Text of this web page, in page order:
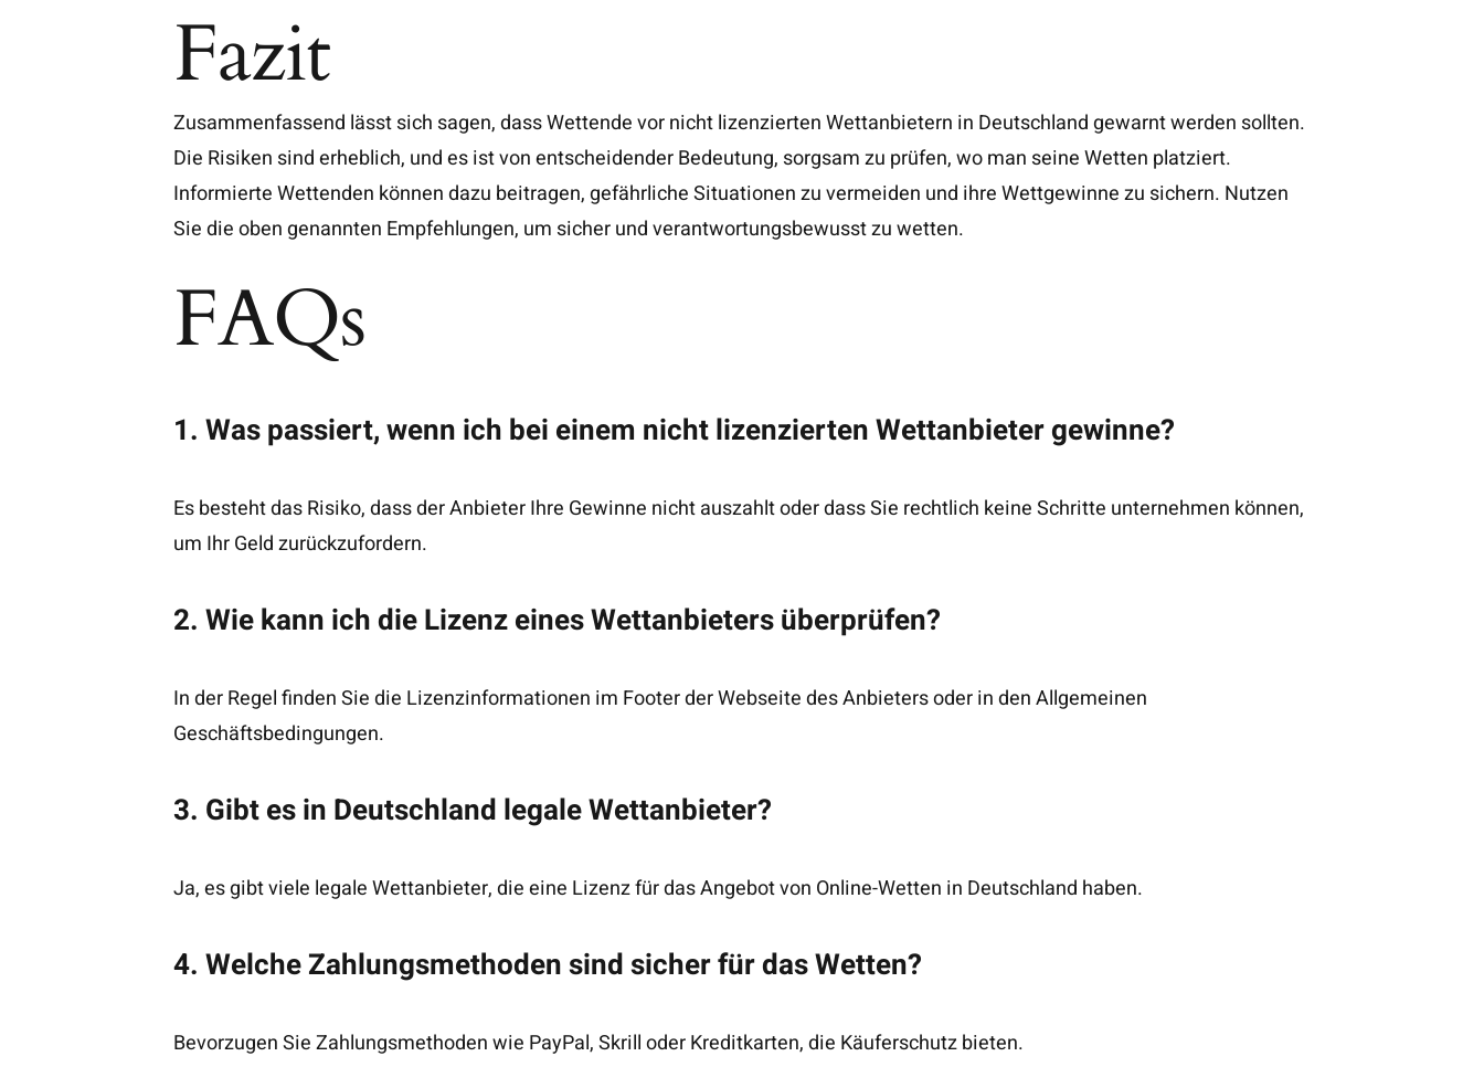
Fazit
Zusammenfassend lässt sich sagen, dass Wettende vor nicht lizenzierten Wettanbietern in Deutschland gewarnt werden sollten.
Die Risiken sind erheblich, und es ist von entscheidender Bedeutung, sorgsam zu prüfen, wo man seine Wetten platziert.
Informierte Wettenden können dazu beitragen, gefährliche Situationen zu vermeiden und ihre Wettgewinne zu sichern. Nutzen
Sie die oben genannten Empfehlungen, um sicher und verantwortungsbewusst zu wetten.
FAQs
1. Was passiert, wenn ich bei einem nicht lizenzierten Wettanbieter gewinne?
Es besteht das Risiko, dass der Anbieter Ihre Gewinne nicht auszahlt oder dass Sie rechtlich keine Schritte unternehmen können,
um Ihr Geld zurückzufordern.
2. Wie kann ich die Lizenz eines Wettanbieters überprüfen?
In der Regel finden Sie die Lizenzinformationen im Footer der Webseite des Anbieters oder in den Allgemeinen
Geschäftsbedingungen.
3. Gibt es in Deutschland legale Wettanbieter?
Ja, es gibt viele legale Wettanbieter, die eine Lizenz für das Angebot von Online-Wetten in Deutschland haben.
4. Welche Zahlungsmethoden sind sicher für das Wetten?
Bevorzugen Sie Zahlungsmethoden wie PayPal, Skrill oder Kreditkarten, die Käuferschutz bieten.